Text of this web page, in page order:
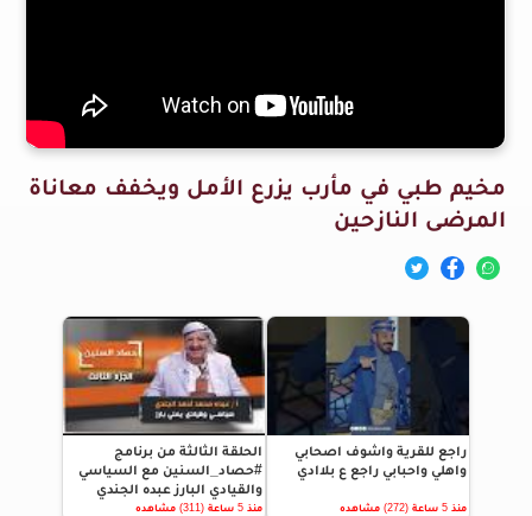
مخيم طبي في مأرب يزرع الأمل ويخفف معاناة
المرضى النازحين
راجع للقرية واشوف اصحابي
واهلي واحبابي راجع ع بلاادي
منذ 5 ساعة (272) مشاهده
الحلقة الثالثة من برنامج
#حصاد_السنين مع السياسي
والقيادي البارز عبده الجندي
منذ 5 ساعة (311) مشاهده